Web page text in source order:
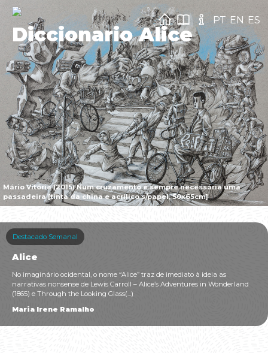
Mário Vitória (2015) Num cruzamento é sempre necessária uma
passadeira [tinta da china e acrílico s/papel, 50x65cm]
Diccionario Alice
PT EN ES
Destacado Semanal
Alice
No imaginário ocidental, o nome “Alice” traz de imediato à ideia as
narrativas nonsense de Lewis Carroll – Alice’s Adventures in Wonderland
(1865) e Through the Looking Glass(...)
Maria Irene Ramalho